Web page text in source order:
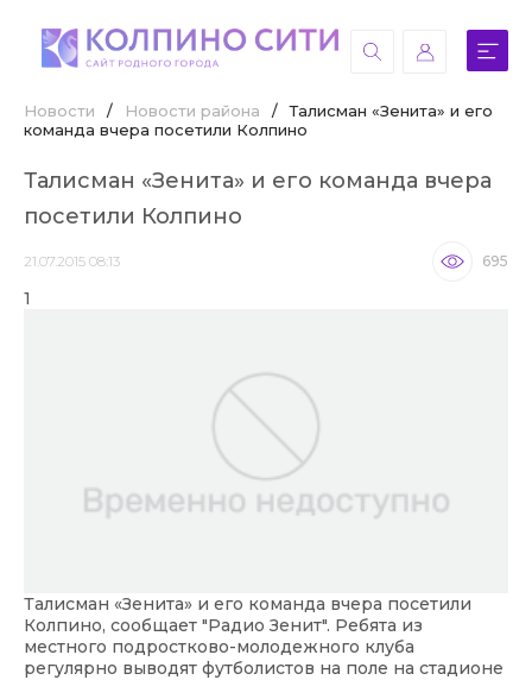
Новости / Новости района /
Талисман «Зенита» и его
команда вчера посетили Колпино
Талисман «Зенита» и его команда вчера
посетили Колпино
21.07.2015 08:13 695
1
Талисман «Зенита» и его команда вчера посетили
Колпино, сообщает "Радио Зенит". Ребята из
местного подростково-молодежного клуба
регулярно выводят футболистов на поле на стадионе